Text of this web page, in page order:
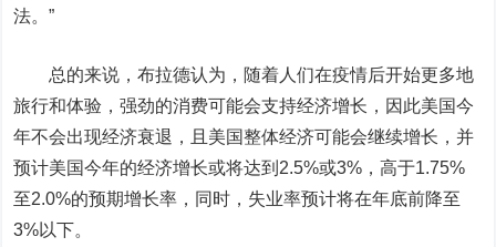
法。”
总的来说，布拉德认为，随着人们在疫情后开始更多地
旅行和体验，强劲的消费可能会支持经济增长，因此美国今
年不会出现经济衰退，且美国整体经济可能会继续增长，并
预计美国今年的经济增长或将达到2.5%或3%，高于1.75%
至2.0%的预期增长率，同时，失业率预计将在年底前降至
3%以下。